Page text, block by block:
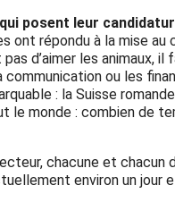
posent leur
ont répondu à la mise au
d’aimer les animaux,
ou les
: la Suisse
le monde : combien de
chacune et
environ un jour